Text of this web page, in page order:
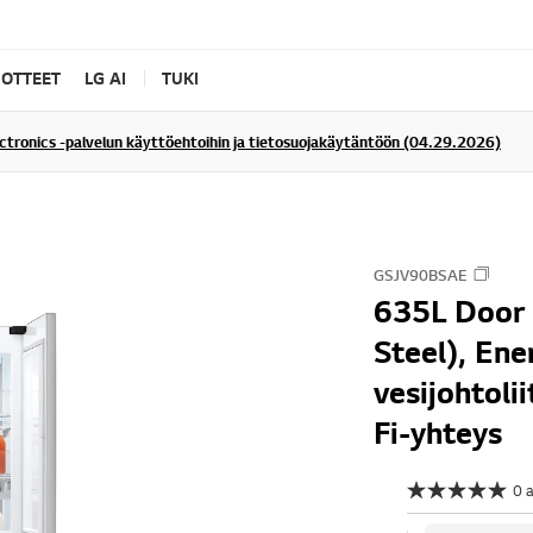
LG AI TUKI
-palvelun käyttöehtoihin ja tietosuojakäytäntöön (04.29.2026)
GSJV90BSAE
635L
Steel),
Fi-yhteys
E
i
0